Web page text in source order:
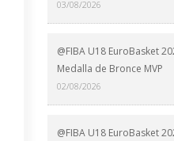
03/08/2026
@FIBA U18 EuroBasket
Medalla de Bronce MVP
02/08/2026
@FIBA U18 EuroBasket